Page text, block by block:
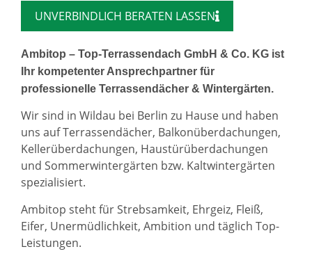
UNVERBINDLICH BERATEN LASSEN
Ambitop – Top-Terrassendach GmbH & Co. KG ist
Ihr kompetenter Ansprechpartner für
professionelle Terrassendächer & Wintergärten.
Wir sind in Wildau bei Berlin zu Hause und haben
uns auf Terrassendächer, Balkonüberdachungen,
Kellerüberdachungen, Haustürüberdachungen
und Sommerwintergärten bzw. Kaltwintergärten
spezialisiert.
Ambitop steht für Strebsamkeit, Ehrgeiz, Fleiß,
Eifer, Unermüdlichkeit, Ambition und täglich Top-
Leistungen.